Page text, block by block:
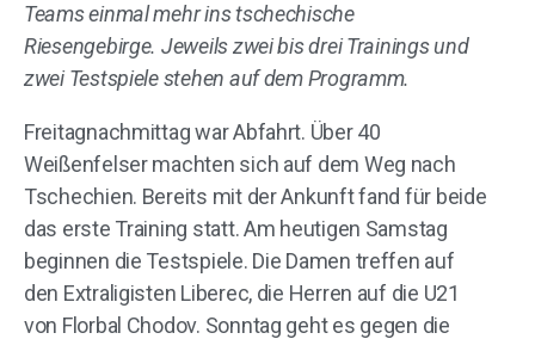
Teams einmal mehr ins tschechische
Riesengebirge. Jeweils zwei bis drei Trainings und
zwei Testspiele stehen auf dem Programm.
Freitagnachmittag war Abfahrt. Über 40
Weißenfelser machten sich auf dem Weg nach
Tschechien. Bereits mit der Ankunft fand für beide
das erste Training statt. Am heutigen Samstag
beginnen die Testspiele. Die Damen treffen auf
den Extraligisten Liberec, die Herren auf die U21
von Florbal Chodov. Sonntag geht es gegen die